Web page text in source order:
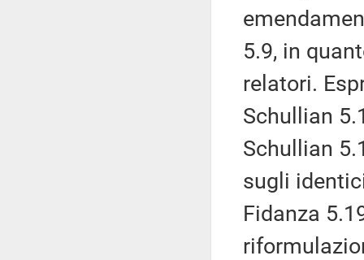
5.9, in
relatori.
Schullian
Schullian
sugli
Fidanza